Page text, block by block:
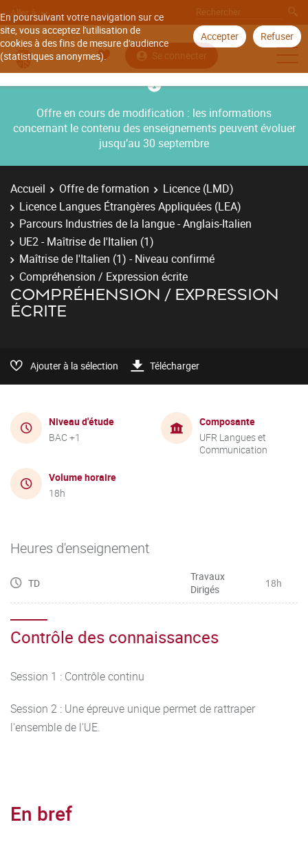
En poursuivant votre navigation sur ce
site, vous acceptez l'utilisation de
cookies à des fins de mesure d'audience
(statistiques anonymes).
Accepter Refuser
Aller à
Se connecter
Offre en cours de modification : les informations
concernant le contenu des enseignements peuvent évoluer
jusqu’au 30 septembre
Accueil Offre de formation
Licence (LMD)
Licence Langues Étrangères Appliquées (LEA)
Parcours Industries de la langue - Anglais-Italien
UE2 - Maîtrise de l'Italien (1)
Maîtrise de l'Italien (1) - Niveau confirmé
Compréhension / Expression écrite
COMPRÉHENSION / EXPRESSION
ÉCRITE
Ajouter à la sélection Télécharger
Niveau d'étude
BAC +1
Composante
UFR Langues et
Communication
Volume horaire
18h
Heures d'enseignement
TD
Travaux
Dirigés
18h
Contrôle des connaissances
Session 1 : Contrôle continu
Session 2 : Une épreuve unique permet de rattraper
l'ensemble de l'UE.
En bref